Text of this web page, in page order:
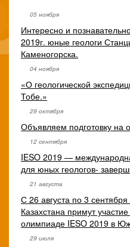
05 ноября
Интересно и
2019г. юные геологи
Каменогорска.
04 ноября
«О геологической
Тобе.»
29 октября
Объявляем подготовку на
12 сентября
IESO 2019 —
для юных геологов-
21 августа
С 26 августа по 3
Казахстана примут
олимпиаде IESO 2019 в
29 июля